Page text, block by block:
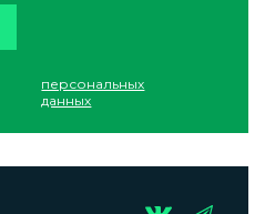
персональных
данных